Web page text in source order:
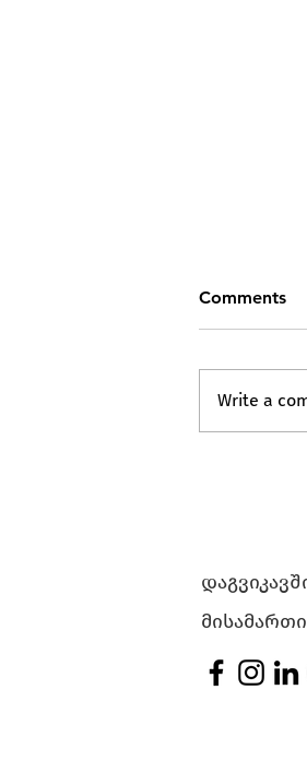
Comments
Write a